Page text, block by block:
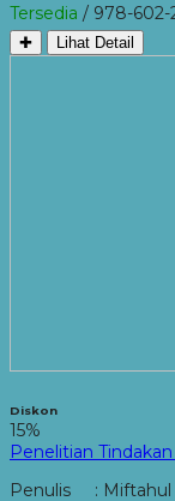
Tersedia / 978-602-
✚ Lihat Detail
Diskon
15%
Penelitian
Penulis :